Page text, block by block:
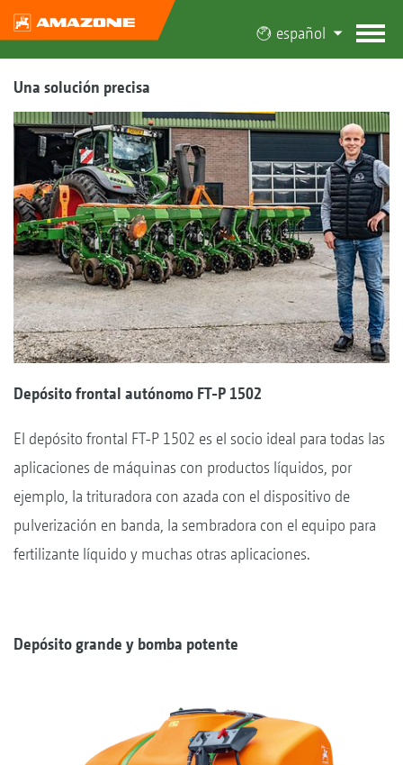
español
Una solución precisa
Depósito frontal autónomo FT-P 1502
El depósito frontal FT-P 1502 es el socio ideal para todas las
aplicaciones de máquinas con productos líquidos, por
ejemplo, la trituradora con azada con el dispositivo de
pulverización en banda, la sembradora con el equipo para
fertilizante líquido y muchas otras aplicaciones.
Depósito grande y bomba potente